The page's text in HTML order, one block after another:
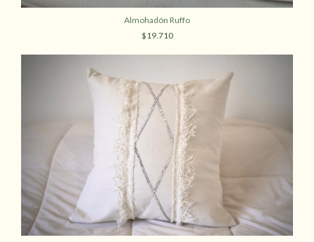
Almohadón Ruffo
$19.710